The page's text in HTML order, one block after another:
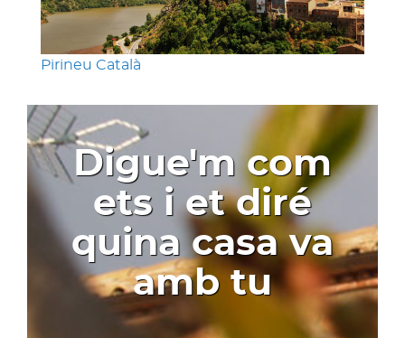
Pirineu Català
Digue'm com
ets i et diré
quina casa va
amb tu